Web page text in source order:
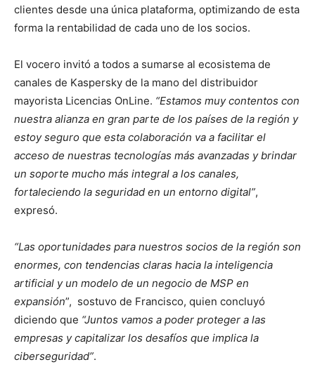
clientes desde una única plataforma, optimizando de esta
forma la rentabilidad de cada uno de los socios.
El vocero invitó a todos a sumarse al ecosistema de
canales de Kaspersky de la mano del distribuidor
mayorista Licencias OnLine. “Estamos muy contentos con
nuestra alianza en gran parte de los países de la región y
estoy seguro que esta colaboración va a facilitar el
acceso de nuestras tecnologías más avanzadas y brindar
un soporte mucho más integral a los canales,
fortaleciendo la seguridad en un entorno digital”,
expresó.
“Las oportunidades para nuestros socios de la región son
enormes, con tendencias claras hacia la inteligencia
artificial y un modelo de un negocio de MSP en
expansión”, sostuvo de Francisco, quien concluyó
diciendo que “Juntos vamos a poder proteger a las
empresas y capitalizar los desafíos que implica la
ciberseguridad”.